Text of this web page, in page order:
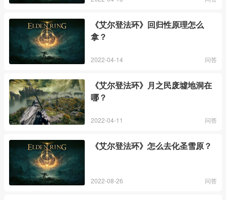
《艾尔登法环》回归性原理怎么
拿？
2022-04-14 问答
《艾尔登法环》月之民废墟地洞在
哪？
2022-04-11 问答
《艾尔登法环》怎么去化圣雪原？
2022-08-26 问答